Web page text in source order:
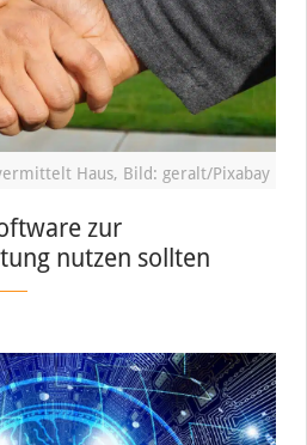
Haus, Bild: geralt/Pixabay
zur
nutzen sollten